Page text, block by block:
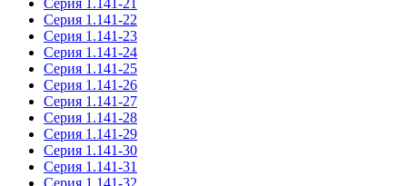
Серия 1.141-22
Серия 1.141-23
Серия 1.141-24
Серия 1.141-25
Серия 1.141-26
Серия 1.141-27
Серия 1.141-28
Серия 1.141-29
Серия 1.141-30
Серия 1.141-31
Серия 1.141-32